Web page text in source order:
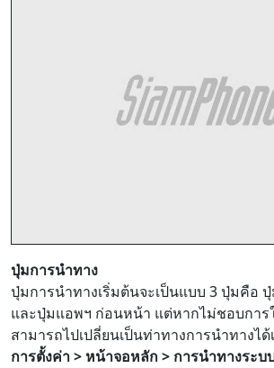
ปุ่มการนำทาง
ปุ่มการนำทางเริ่มต้นจะเป็นแบบ 3 ปุ่มคือ
และปุ่มแอพฯ ก่อนหน้า แต่หากไม่ชอบการ
สามารถไปเปลี่ยนเป็นท่าทางการนำทางไ
การตั้งค่า > หน้าจอหลัก > การนำทางระบ